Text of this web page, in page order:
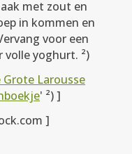
met zout en
in kommen en
voor een
volle yoghurt. ²)
Grote Larousse
' ²) ]
]